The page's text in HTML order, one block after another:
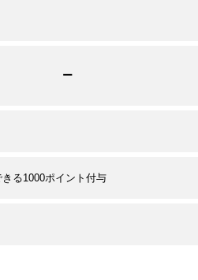
ー
る1000ポイント付与